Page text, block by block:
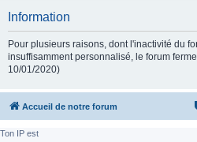
Information
Pour plusieurs raisons, dont l'inactivité du
insuffisamment personnalisé, le forum
10/01/2020)
Accueil de notre forum
Ton IP est